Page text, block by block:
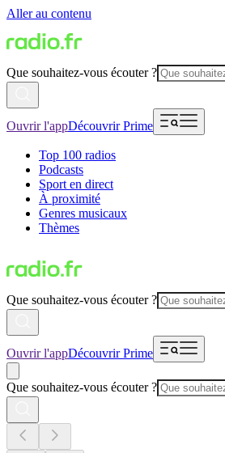
Aller au contenu
Que souhaitez-vous écouter ?
Ouvrir l'appDécouvrir Prime
Top 100 radios
Podcasts
Sport en direct
À proximité
Genres musicaux
Thèmes
Que souhaitez-vous écouter ?
Ouvrir l'appDécouvrir Prime
Que souhaitez-vous écouter ?